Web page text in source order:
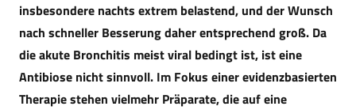
insbesondere nachts extrem belastend, und der Wunsch
nach schneller Besserung daher entsprechend groß. Da
die akute Bronchitis meist viral bedingt ist, ist eine
Antibiose nicht sinnvoll. Im Fokus einer evidenzbasierten
Therapie stehen vielmehr Präparate, die auf eine